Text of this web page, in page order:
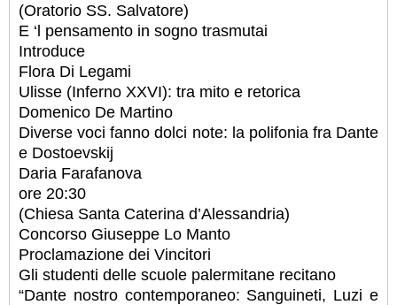
(Oratorio SS. Salvatore)
E ‘l pensamento in sogno trasmutai
Introduce
Flora Di Legami
Ulisse (Inferno XXVI): tra mito e retorica
Domenico De Martino
Diverse voci fanno dolci note: la polifonia fra Dante
e Dostoevskij
Daria Farafanova
ore 20:30
(Chiesa Santa Caterina d’Alessandria)
Concorso Giuseppe Lo Manto
Proclamazione dei Vincitori
Gli studenti delle scuole palermitane recitano
“Dante nostro contemporaneo: Sanguineti, Luzi e